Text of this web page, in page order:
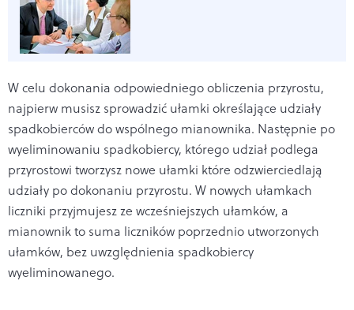
W celu dokonania odpowiedniego obliczenia przyrostu,
najpierw musisz sprowadzić ułamki określające udziały
spadkobierców do wspólnego mianownika. Następnie po
wyeliminowaniu spadkobiercy, którego udział podlega
przyrostowi tworzysz nowe ułamki które odzwierciedlają
udziały po dokonaniu przyrostu. W nowych ułamkach
liczniki przyjmujesz ze wcześniejszych ułamków, a
mianownik to suma liczników poprzednio utworzonych
ułamków, bez uwzględnienia spadkobiercy
wyeliminowanego.